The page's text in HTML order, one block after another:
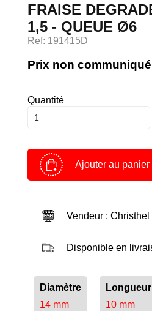
FRAISE
1,5 - QUEUE Ø6
Ref: 191415D
Prix non communiqué
Quantité
Ajouter au panier
Vendeur :
Disponible en
Diamètre
14 mm
10 mm